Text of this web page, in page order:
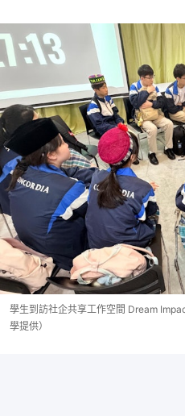
學生到訪社企共享工作空間 Dream
學提供）